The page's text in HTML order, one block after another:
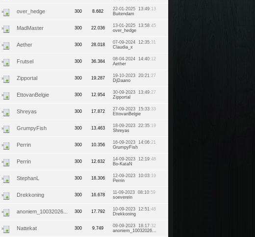
» over_hedge 300 8.682 22-01-2025 13:49:13
Buitendam
» MadMaster 300 22.036 13-01-2025 13:58:45
over_hedge
» Aether 300 28.018 07-09-2024 12:35:31
Claudia_x
» Frutsel 300 36.384 08-04-2024 14:40:12
Aether
» Zipportal 300 19.287 19-10-2023 20:21:27
DjDaano
» EttovanBelgie 300 12.954 30-09-2023 13:49:27
Zipportal
» Shreyas 300 17.872 27-09-2023 15:33:33
EttovanBelgie
» GrumpyFish 300 13.463 18-09-2023 22:35:19
Shreyas
» Perrin 300 10.356 16-09-2023 14:06:21
GrumpyFish
» Perrin 300 12.632 14-09-2023 12:19:48
Bo-KataN
» StephanL 300 18.306 12-09-2023 10:03:19
Perrin
» Drekkoning 300 16.678 11-09-2023 08:10:59
soeverein
» anoniem_10032026... 300 17.792 10-09-2023 12:51:48
Drekkoning
» Nattekat 300 9.749 09-09-2023 18:17:32
anoniem_10032026...